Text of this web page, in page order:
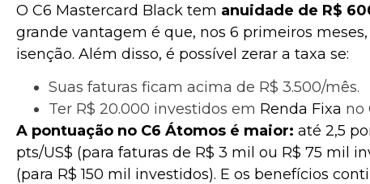
O C6 Mastercard Black tem anuidade de R$
grande vantagem é que, nos 6 primeiros
isenção. Além disso, é possível zerar a taxa se:
Suas faturas ficam acima de R$ 3.500/mês.
Ter R$ 20.000 investidos em Renda Fixa no
A pontuação no C6 Átomos é maior: até 2,5
pts/US$ (para faturas de R$ 3 mil ou R$ 75 mil
(para R$ 150 mil investidos). E os benefícios